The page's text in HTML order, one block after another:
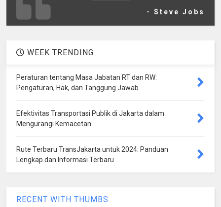
- Steve Jobs
WEEK TRENDING
Peraturan tentang Masa Jabatan RT dan RW:
Pengaturan, Hak, dan Tanggung Jawab
Efektivitas Transportasi Publik di Jakarta dalam
Mengurangi Kemacetan
Rute Terbaru TransJakarta untuk 2024: Panduan
Lengkap dan Informasi Terbaru
RECENT WITH THUMBS